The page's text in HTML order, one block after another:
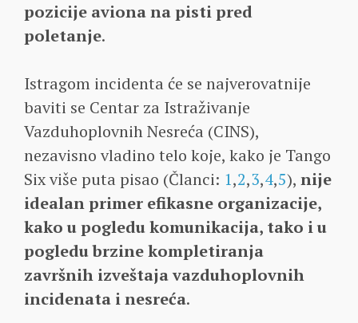
pozicije aviona na pisti pred
poletanje.
Istragom incidenta će se najverovatnije
baviti se Centar za Istraživanje
Vazduhoplovnih Nesreća (CINS),
nezavisno vladino telo koje, kako je Tango
Six više puta pisao (Članci: 1,2,3,4,5), nije
idealan primer efikasne organizacije,
kako u pogledu komunikacija, tako i u
pogledu brzine kompletiranja
završnih izveštaja vazduhoplovnih
incidenata i nesreća.